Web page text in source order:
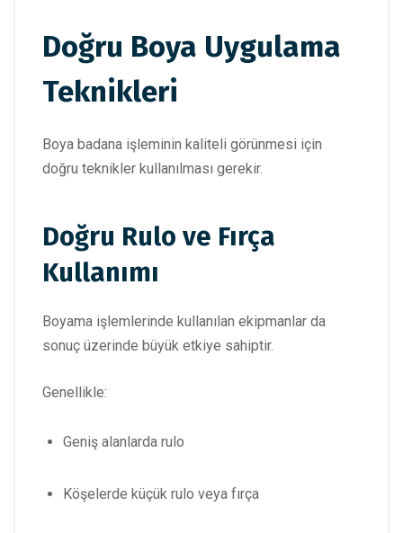
Doğru Boya Uygulama
Teknikleri
Boya badana işleminin kaliteli görünmesi için
doğru teknikler kullanılması gerekir.
Doğru Rulo ve Fırça
Kullanımı
Boyama işlemlerinde kullanılan ekipmanlar da
sonuç üzerinde büyük etkiye sahiptir.
Genellikle:
Geniş alanlarda rulo
Köşelerde küçük rulo veya fırça